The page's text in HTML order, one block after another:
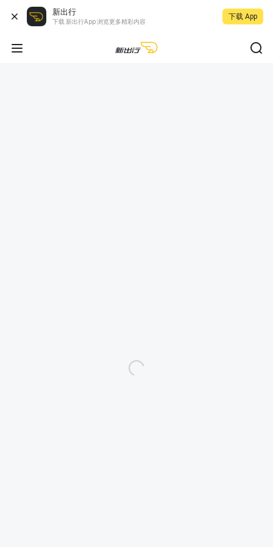
新出行
下载 新出行App 浏览更多精彩内容
下载 App